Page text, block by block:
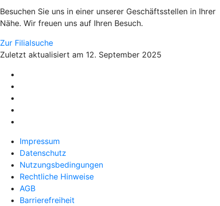
Besuchen Sie uns in einer unserer Geschäftsstellen in Ihrer
Nähe. Wir freuen uns auf Ihren Besuch.
Zur Filialsuche
Zuletzt aktualisiert am 12. September 2025
Impressum
Datenschutz
Nutzungsbedingungen
Rechtliche Hinweise
AGB
Barrierefreiheit